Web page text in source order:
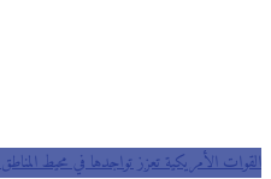
القوات الأمريكية تعزز تواجدها في محيط